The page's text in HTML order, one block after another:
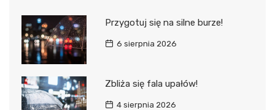
Przygotuj się na silne burze!
6 sierpnia 2026
Zbliża się fala upałów!
4 sierpnia 2026